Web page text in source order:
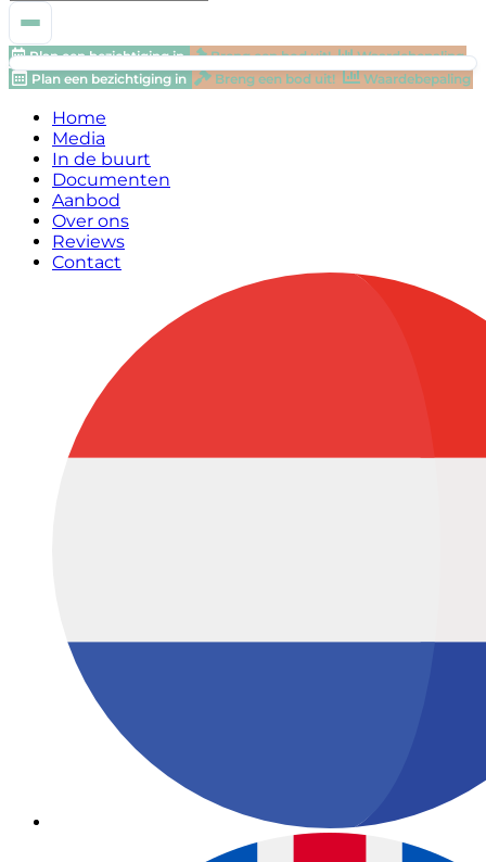
Plan een bezichtiging in Breng een bod uit!
Waardebepaling
Plan een bezichtiging in
Breng een bod uit! Waardebepaling
Home
Media
In de buurt
Documenten
Aanbod
Over ons
Reviews
Contact